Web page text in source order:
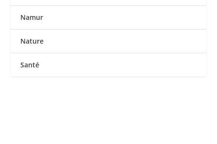
Namur
Nature
Santé